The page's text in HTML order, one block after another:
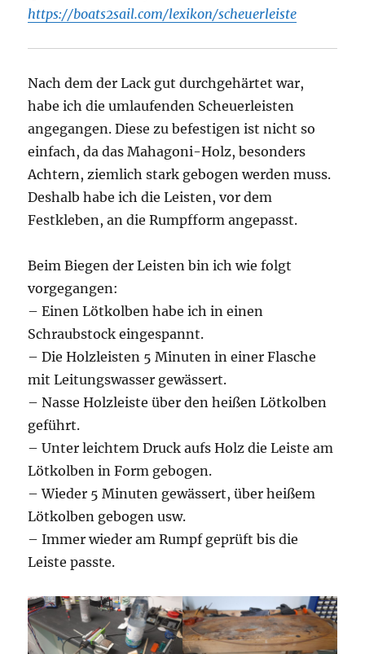
https://boats2sail.com/lexikon/scheuerleiste
Nach dem der Lack gut durchgehärtet war,
habe ich die umlaufenden Scheuerleisten
angegangen. Diese zu befestigen ist nicht so
einfach, da das Mahagoni-Holz, besonders
Achtern, ziemlich stark gebogen werden muss.
Deshalb habe ich die Leisten, vor dem
Festkleben, an die Rumpfform angepasst.
Beim Biegen der Leisten bin ich wie folgt
vorgegangen:
– Einen Lötkolben habe ich in einen
Schraubstock eingespannt.
– Die Holzleisten 5 Minuten in einer Flasche
mit Leitungswasser gewässert.
– Nasse Holzleiste über den heißen Lötkolben
geführt.
– Unter leichtem Druck aufs Holz die Leiste am
Lötkolben in Form gebogen.
– Wieder 5 Minuten gewässert, über heißem
Lötkolben gebogen usw.
– Immer wieder am Rumpf geprüft bis die
Leiste passte.